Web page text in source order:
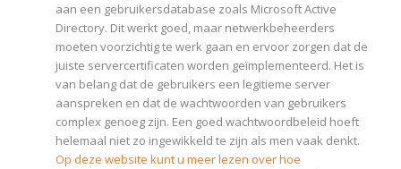
aan een gebruikersdatabase zoals Microsoft Active
Directory. Dit werkt goed, maar netwerkbeheerders
moeten voorzichtig te werk gaan en ervoor zorgen dat de
juiste servercertificaten worden geïmplementeerd. Het is
van belang dat de gebruikers een legitieme server
aanspreken en dat de wachtwoorden van gebruikers
complex genoeg zijn. Een goed wachtwoordbeleid hoeft
helemaal niet zo ingewikkeld te zijn als men vaak denkt.
Op deze website kunt u meer lezen over hoe